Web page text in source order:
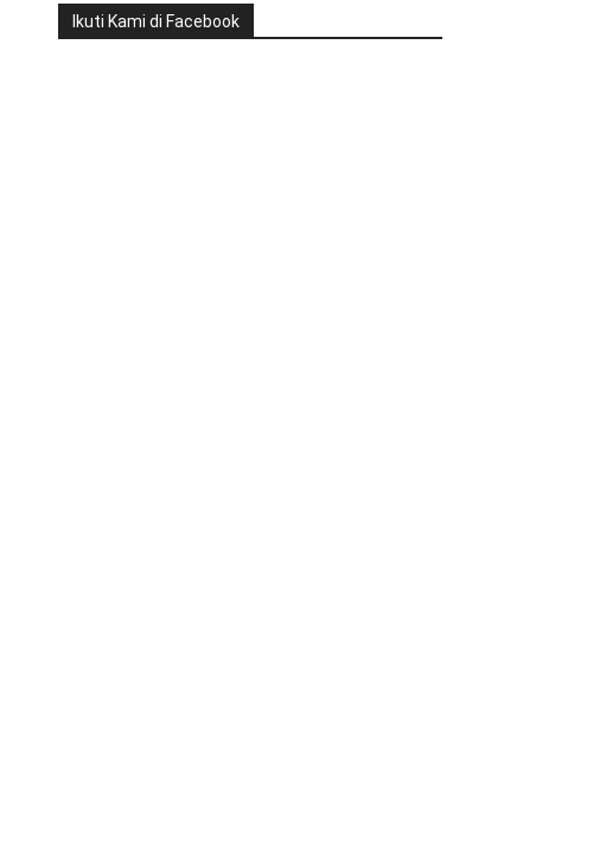
Ikuti Kami di Facebook